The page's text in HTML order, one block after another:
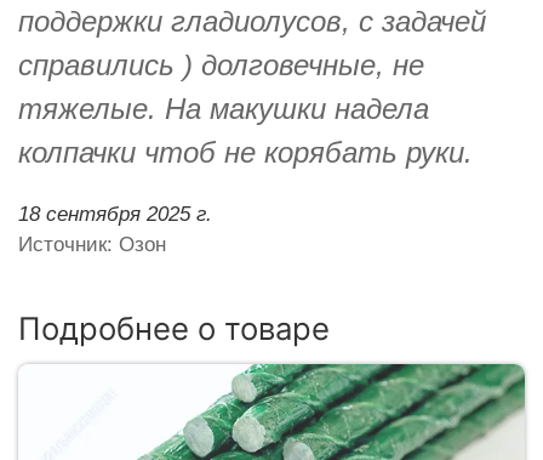
поддержки гладиолусов, с задачей
справились ) долговечные, не
тяжелые. На макушки надела
колпачки чтоб не корябать руки.
18 сентября 2025 г.
Источник: Озон
Подробнее о товаре